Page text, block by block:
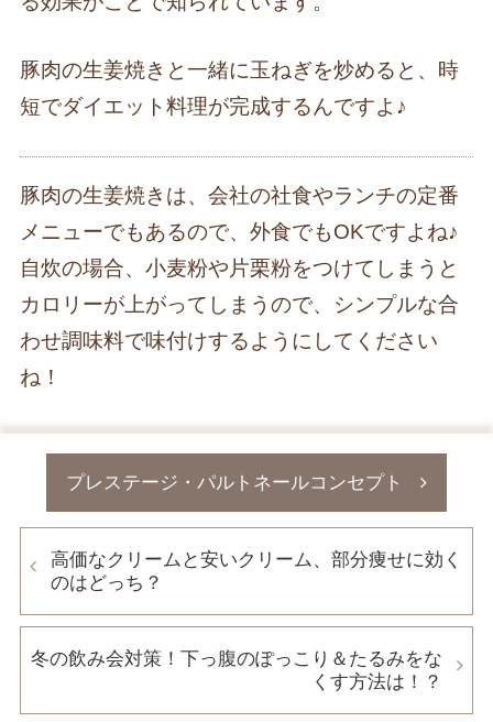
豚肉の生姜焼きと一緒に玉ねぎを炒めると、時
短でダイエット料理が完成するんですよ♪
豚肉の生姜焼きは、会社の社食やランチの定番
メニューでもあるので、外食でもOKですよね♪
自炊の場合、小麦粉や片栗粉をつけてしまうと
カロリーが上がってしまうので、シンプルな合
わせ調味料で味付けするようにしてください
ね！
プレステージ・パルトネールコンセプト
高価なクリームと安いクリーム、部分痩せに効く
のはどっち？
冬の飲み会対策！下っ腹のぽっこり＆たるみをな
くす方法は！？